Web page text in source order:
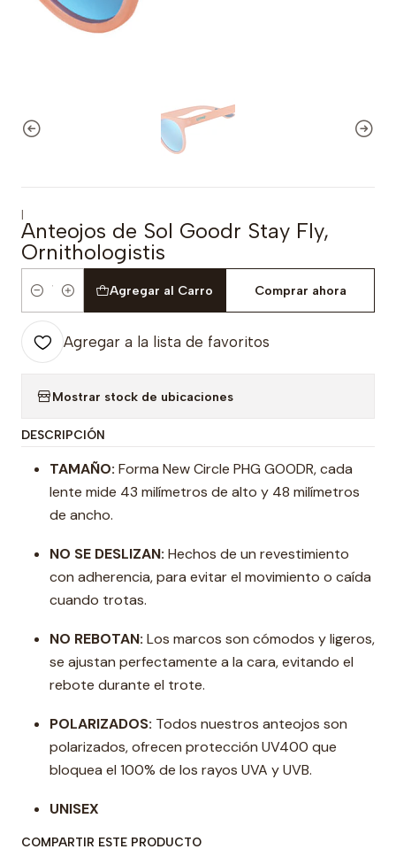
|
Anteojos de Sol Goodr Stay Fly,
Ornithologistis
Cantidad
Agregar al Carro Comprar ahora
Agregar a la lista de favoritos
Mostrar stock de ubicaciones
DESCRIPCIÓN
TAMAÑO: Forma New Circle PHG GOODR, cada
lente mide 43 milímetros de alto y 48 milímetros
de ancho.
NO SE DESLIZAN: Hechos de un revestimiento
con adherencia, para evitar el movimiento o caída
cuando trotas.
NO REBOTAN: Los marcos son cómodos y ligeros,
se ajustan perfectamente a la cara, evitando el
rebote durante el trote.
POLARIZADOS: Todos nuestros anteojos son
polarizados, ofrecen protección UV400 que
bloquea el 100% de los rayos UVA y UVB.
UNISEX
COMPARTIR ESTE PRODUCTO